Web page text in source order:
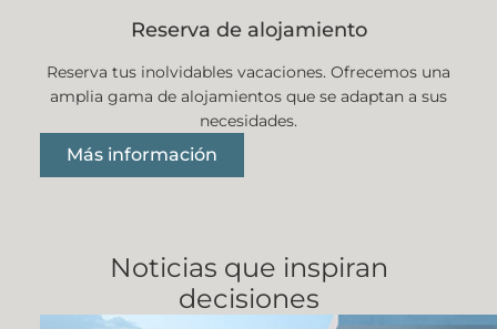
Reserva de alojamiento
Reserva tus inolvidables vacaciones. Ofrecemos una
amplia gama de alojamientos que se adaptan a sus
necesidades.
Más información
Noticias que inspiran
decisiones